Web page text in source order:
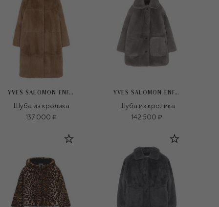
YVES SALOMON ENFANT
Шуба из кролика
137 000 ₽
YVES SALOMON ENFANT
Шуба из кролика
142 500 ₽